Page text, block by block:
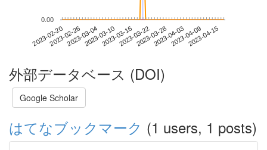
2023-02-202023-02-262023-03-042023-03-102023-03-162023-03-222023-03-282023-04-032023-04-092023-04-15
0.00
外部データベース (DOI)
Google Scholar
はてなブックマーク (1 users, 1 posts)